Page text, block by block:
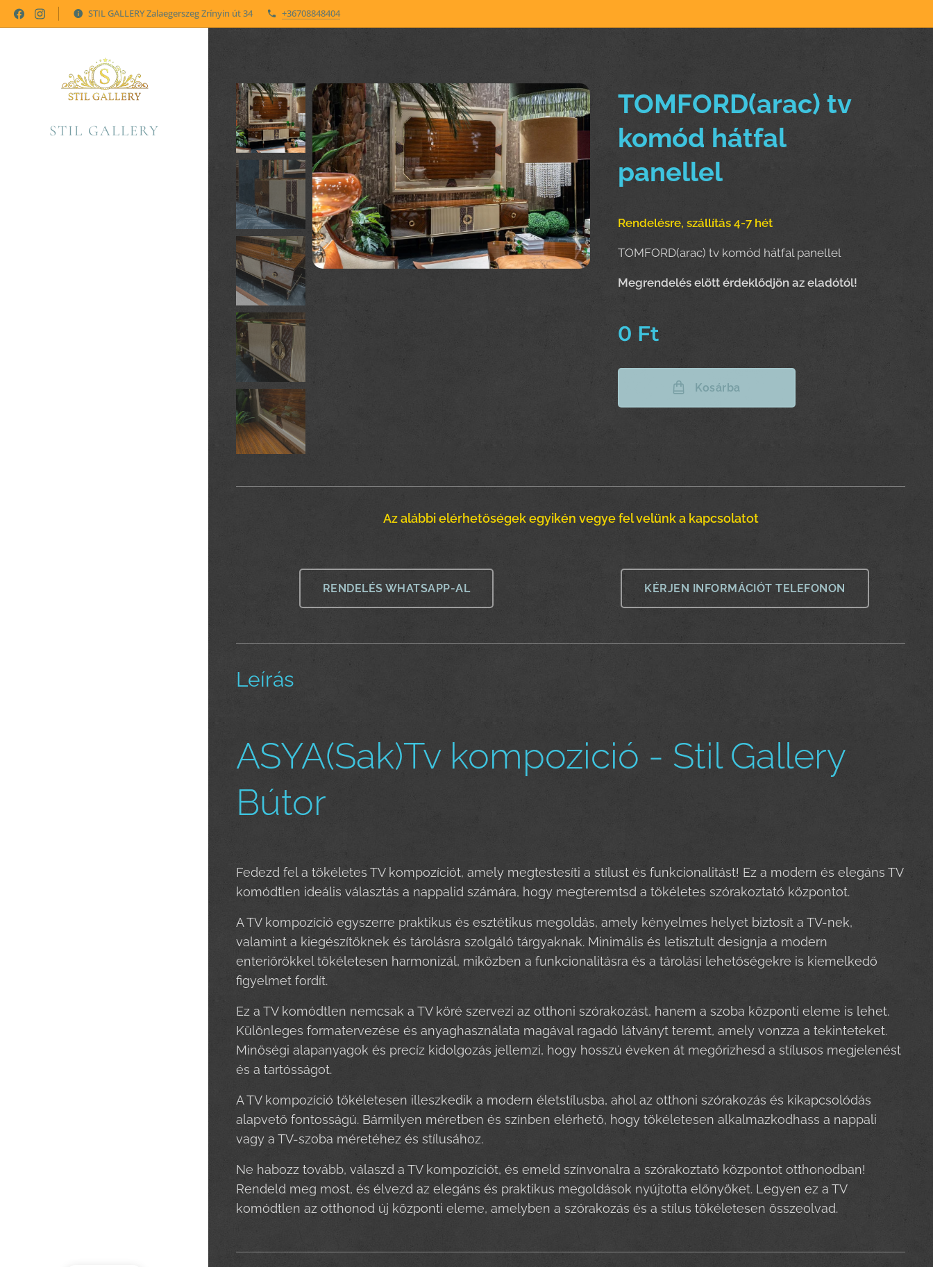
STIL GALLERY Zalaegerszeg Zrínyin út 34 +36708848404
STIL GALLERY
TOMFORD(arac) tv
komód hátfal
panellel
Rendelésre, szállítás 4-7 hét
TOMFORD(arac) tv komód hátfal panellel
Megrendelés elött érdeklődjön az eladótól!
0 Ft
Kosárba
Az alábbi elérhetőségek egyikén vegye fel velünk a kapcsolatot
RENDELÉS WHATSAPP-AL KÉRJEN INFORMÁCIÓT TELEFONON
Leírás
ASYA(Sak)Tv kompozició - Stil Gallery
Bútor
Fedezd fel a tökéletes TV kompozíciót, amely megtestesíti a stílust és funkcionalitást! Ez a modern és elegáns TV
komódtlen ideális választás a nappalid számára, hogy megteremtsd a tökéletes szórakoztató központot.
A TV kompozíció egyszerre praktikus és esztétikus megoldás, amely kényelmes helyet biztosít a TV-nek,
valamint a kiegészítőknek és tárolásra szolgáló tárgyaknak. Minimális és letisztult designja a modern
enteriőrökkel tökéletesen harmonizál, miközben a funkcionalitásra és a tárolási lehetőségekre is kiemelkedő
figyelmet fordít.
Ez a TV komódtlen nemcsak a TV köré szervezi az otthoni szórakozást, hanem a szoba központi eleme is lehet.
Különleges formatervezése és anyaghasználata magával ragadó látványt teremt, amely vonzza a tekinteteket.
Minőségi alapanyagok és precíz kidolgozás jellemzi, hogy hosszú éveken át megőrizhesd a stílusos megjelenést
és a tartósságot.
A TV kompozíció tökéletesen illeszkedik a modern életstílusba, ahol az otthoni szórakozás és kikapcsolódás
alapvető fontosságú. Bármilyen méretben és színben elérhető, hogy tökéletesen alkalmazkodhass a nappali
vagy a TV-szoba méretéhez és stílusához.
Ne habozz tovább, válaszd a TV kompozíciót, és emeld színvonalra a szórakoztató központot otthonodban!
Rendeld meg most, és élvezd az elegáns és praktikus megoldások nyújtotta előnyöket. Legyen ez a TV
komódtlen az otthonod új központi eleme, amelyben a szórakozás és a stílus tökéletesen összeolvad.